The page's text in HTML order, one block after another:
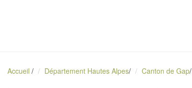
Accueil / Département Hautes Alpes/ Canton de Gap/